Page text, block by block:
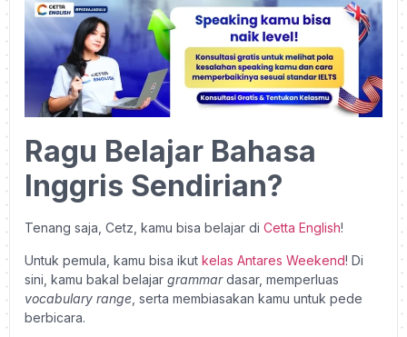
Ragu Belajar Bahasa
Inggris Sendirian?
Tenang saja, Cetz, kamu bisa belajar di Cetta English!
Untuk pemula, kamu bisa ikut kelas Antares Weekend! Di
sini, kamu bakal belajar grammardasar, memperluas
vocabulary range , serta membiasakan kamu untuk pede
berbicara.